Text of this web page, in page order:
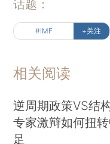
话题：
#IMF +关注
相关阅读
逆周期政策VS结
专家激辩如何扭
足